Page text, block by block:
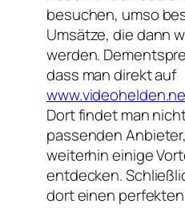
besuchen, umso
Umsätze, die dann
werden.
dass man direkt auf
Dort findet man
passenden
weiterhin einige
entdecken.
dort einen